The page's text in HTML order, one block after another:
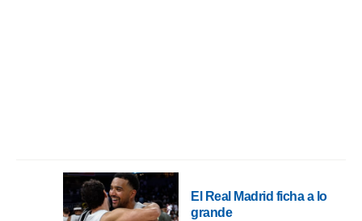
El Real Madrid ficha a lo
grande